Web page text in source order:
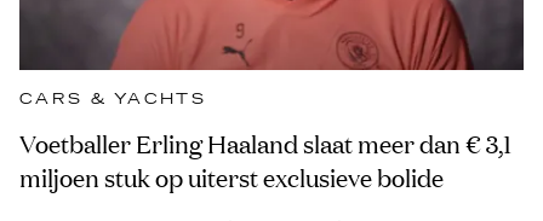
CARS & YACHTS
Voetballer Erling Haaland slaat meer dan € 3,1
miljoen stuk op uiterst exclusieve bolide